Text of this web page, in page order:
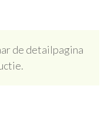
de detailpagina